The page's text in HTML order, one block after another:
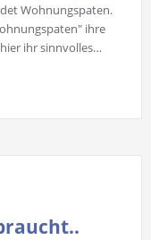
Wohnungspaten.
ihre
ihr sinnvolles…